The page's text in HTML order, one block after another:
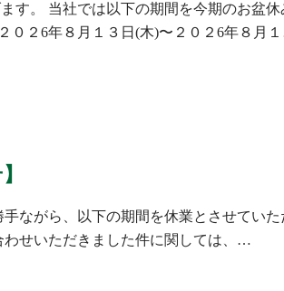
す。 当社では以下の期間を今期のお盆
０２6年８月１３日(木)〜２０２6年８月
ながら、以下の期間を休業とさせてい
せいただきました件に関しては、…